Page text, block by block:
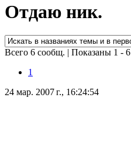
Отдаю ник.
Всего 6 сообщ. | Показаны 1 - 6
1
24 мар. 2007 г., 16:24:54